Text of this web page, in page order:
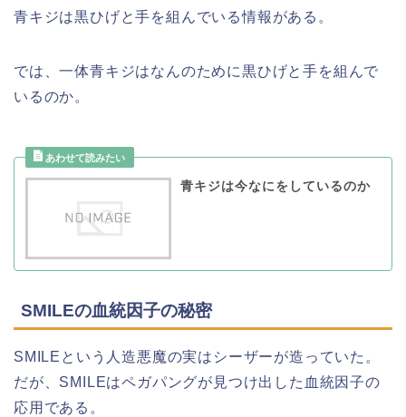
青キジは黒ひげと手を組んでいる情報がある。
では、一体青キジはなんのために黒ひげと手を組んで
いるのか。
青キジは今なにをしているのか
SMILEの血統因子の秘密
SMILEという人造悪魔の実はシーザーが造っていた。
だが、SMILEはペガパングが見つけ出した血統因子の
応用である。